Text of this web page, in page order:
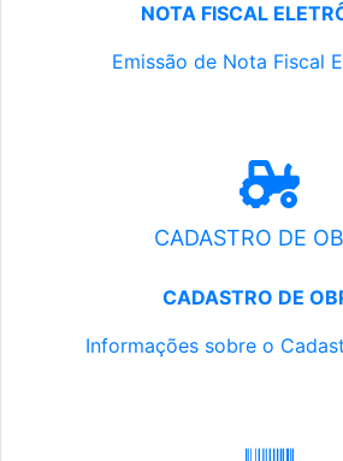
NOTA FISCAL
Emissão de Nota Fiscal
CADASTRO DE
CADASTRO DE
Informações sobre o